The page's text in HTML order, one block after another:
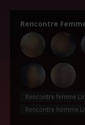
Rencontre
Rencontre femme
Rencontre homme